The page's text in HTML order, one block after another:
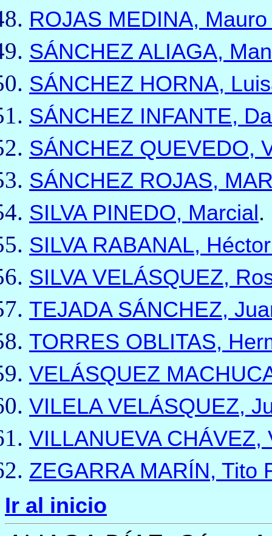
ROJAS MEDINA,
SÁNCHEZ ALIAGA,
SÁNCHEZ HORNA,
SÁNCHEZ INFANTE,
SÁNCHEZ QUEVEDO,
SÁNCHEZ ROJAS,
SILVA PINEDO, Marcial .
SILVA RABANAL,
SILVA VELÁSQUEZ,
TEJADA SÁNCHEZ,
TORRES OBLITAS,
VELÁSQUEZ
VILELA VELÁSQUEZ,
VILLANUEVA CHÁVEZ,
ZEGARRA MARÍN, Tito
Ir al inicio